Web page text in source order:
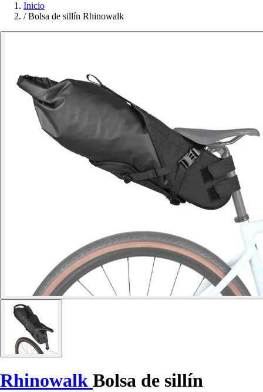
Inicio
/ Bolsa de sillín Rhinowalk
Rhinowalk Bolsa de sillín